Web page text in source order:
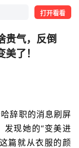
打开看看
贵气，反倒
了！
辞职的消息刷屏
发现她的“变美进
篇就从衣服的颜